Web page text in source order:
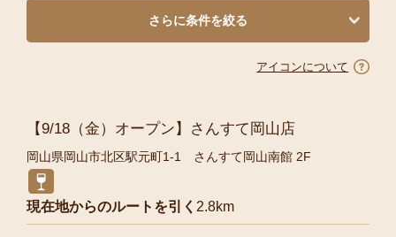
さらに条件を絞る
アイコンについて
【9/18（金）オープン】さんすて岡山店
岡山県岡山市北区駅元町1-1 さんすて岡山南館 2F
現在地からのルートを引く 2.8km